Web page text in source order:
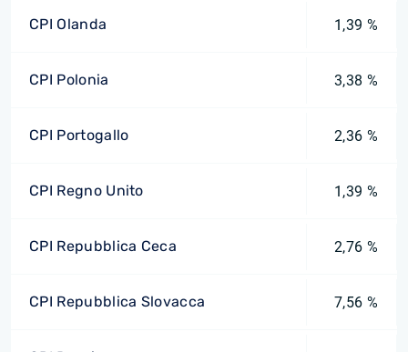
CPI Olanda 1,39 %
CPI Polonia 3,38 %
CPI Portogallo 2,36 %
CPI Regno Unito 1,39 %
CPI Repubblica Ceca 2,76 %
CPI Repubblica Slovacca 7,56 %